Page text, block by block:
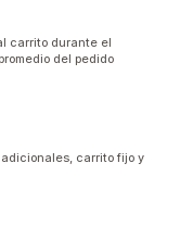
carrito durante el
del pedido
carrito fijo y